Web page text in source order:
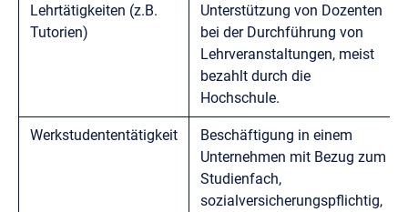
Lehrtätigkeiten (z.B.
Tutorien)
Unterstützung von Dozenten
bei der Durchführung von
Lehrveranstaltungen, meist
bezahlt durch die
Hochschule.
Werkstudententätigkeit
Beschäftigung in einem
Unternehmen mit Bezug zum
Studienfach,
sozialversicherungspflichtig,